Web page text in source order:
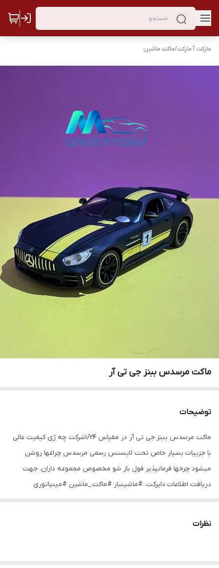
مارکت ٱ مارکت/ماکت ماشین
ماکت مرسدس ببنز جی تی آر
توضیحات
ماکت مرسدس ببنز جی تی آر در مقیاس ۱/۲۴شرکت چه ژی کیفیت عالی
با جزییات بسیار خاص تحت لایسنس رسمی مرسدس چراغها روشن
میشود چرخها فرمانپذیر فول باز شو مخصوص مجموعه داران. جهت
دریافت اطلاعات دایرکت. #ماشینباز #ماکت_ماشین #مینیاتوری
نظرات